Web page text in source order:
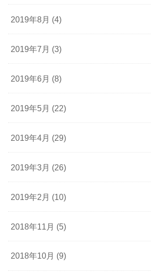
2019年8月 (4)
2019年7月 (3)
2019年6月 (8)
2019年5月 (22)
2019年4月 (29)
2019年3月 (26)
2019年2月 (10)
2018年11月 (5)
2018年10月 (9)